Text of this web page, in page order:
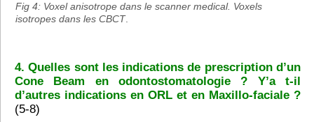
Fig 4: Voxel anisotrope dans le scanner medical. Voxels
isotropes dans les CBCT.
4. Quelles sont les indications de prescription d’un
Cone Beam en odontostomatologie ? Y’a t-il
d’autres indications en ORL et en Maxillo-faciale ?
(5-8)